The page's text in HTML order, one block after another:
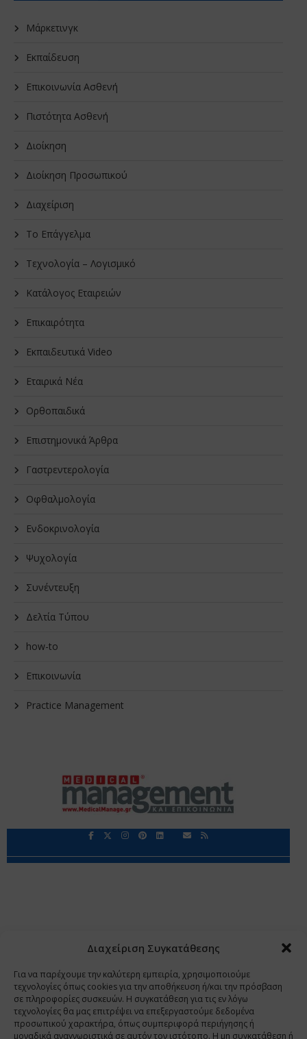
Διαχείριση Συγκατάθεσης
Για να παρέχουμε την καλύτερη εμπειρία, χρησιμοποιούμε
τεχνολογίες όπως cookies για την αποθήκευση ή/και την πρόσβαση
σε πληροφορίες συσκευών. Η συγκατάθεση για τις εν λόγω
τεχνολογίες θα μας επιτρέψει να επεξεργαστούμε δεδομένα
προσωπικού χαρακτήρα, όπως συμπεριφορά περιήγησης ή
μοναδικά αναγνωριστικά σε αυτόν τον ιστότοπο. Η μη συγκατάθεση ή
Μάρκετινγκ
Εκπαίδευση
Επικοινωνία Ασθενή
Πιστότητα Ασθενή
Διοίκηση
Διοίκηση Προσωπικού
Διαχείριση
Το Επάγγελμα
Τεχνολογία – Λογισμικό
Κατάλογος Εταιρειών
Επικαιρότητα
Εκπαιδευτικά Video
Εταιρικά Νέα
Oρθοπαιδικά
Επιστημονικά Άρθρα
Γαστρεντερολογία
Οφθαλμολογία
Ενδοκρινολογία
Ψυχολογία
Συνέντευξη
Δελτία Τύπου
how-to
Επικοινωνία
Practice Management
Copyright 2009 - 2026 © Χαραμή Α.Ε.
www.PharmaManage.gr • www.HealthExpo.gr • www.YO.gr